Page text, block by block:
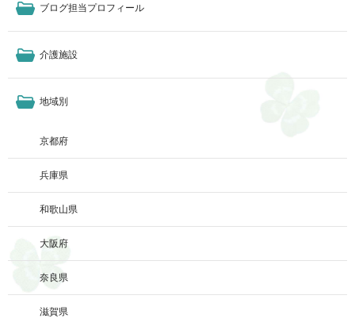
ブログ担当プロフィール
介護施設
地域別
京都府
兵庫県
和歌山県
大阪府
奈良県
滋賀県